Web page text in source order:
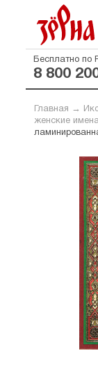
Бесплатно по
8 800
Главная →
женские